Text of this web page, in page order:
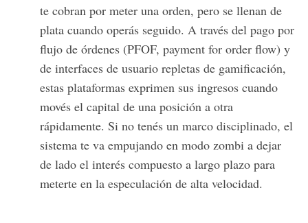
te cobran por meter una orden, pero se llenan de
plata cuando operás seguido. A través del pago por
flujo de órdenes (PFOF, payment for order flow) y
de interfaces de usuario repletas de gamificación,
estas plataformas exprimen sus ingresos cuando
movés el capital de una posición a otra
rápidamente. Si no tenés un marco disciplinado, el
sistema te va empujando en modo zombi a dejar
de lado el interés compuesto a largo plazo para
meterte en la especulación de alta velocidad.